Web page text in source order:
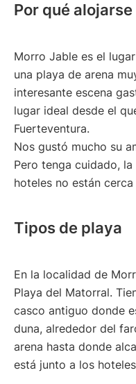
Por qué
Morro Jable es el
una playa de arena
interesante escena
lugar ideal desde el
Fuerteventura.
Nos gustó mucho su
Pero tenga cuidado,
hoteles no están
Tipos de playa
En la localidad de
Playa del Matorral.
casco antiguo donde
duna, alrededor del
arena hasta donde
está junto a los